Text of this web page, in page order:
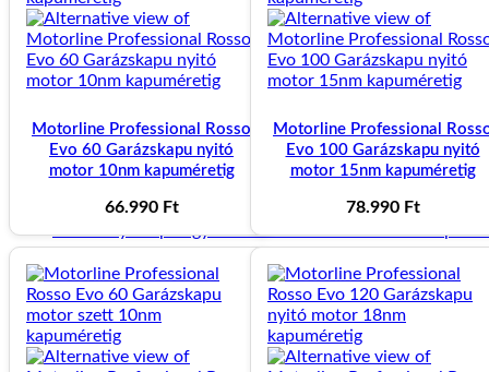
230.000Ft
SZÁRNYASKAPUK
Kétszárnyú kapu keret egyedi méretre készítve
Kétszárnyú kapu egyedi méretre készítve vízszintes
Kétszárnyú kapu egyedi méretre készítve függőleges
SZEMÉLYKAPUK
Motorline Professional Rosso
Evo 60 Garázskapu nyitó
motor 10nm kapuméretig
66.990 Ft
Motorline Professional
Evo 100 Garázskapu nyitó
motor 15nm kapuméretig
78.990 Ft